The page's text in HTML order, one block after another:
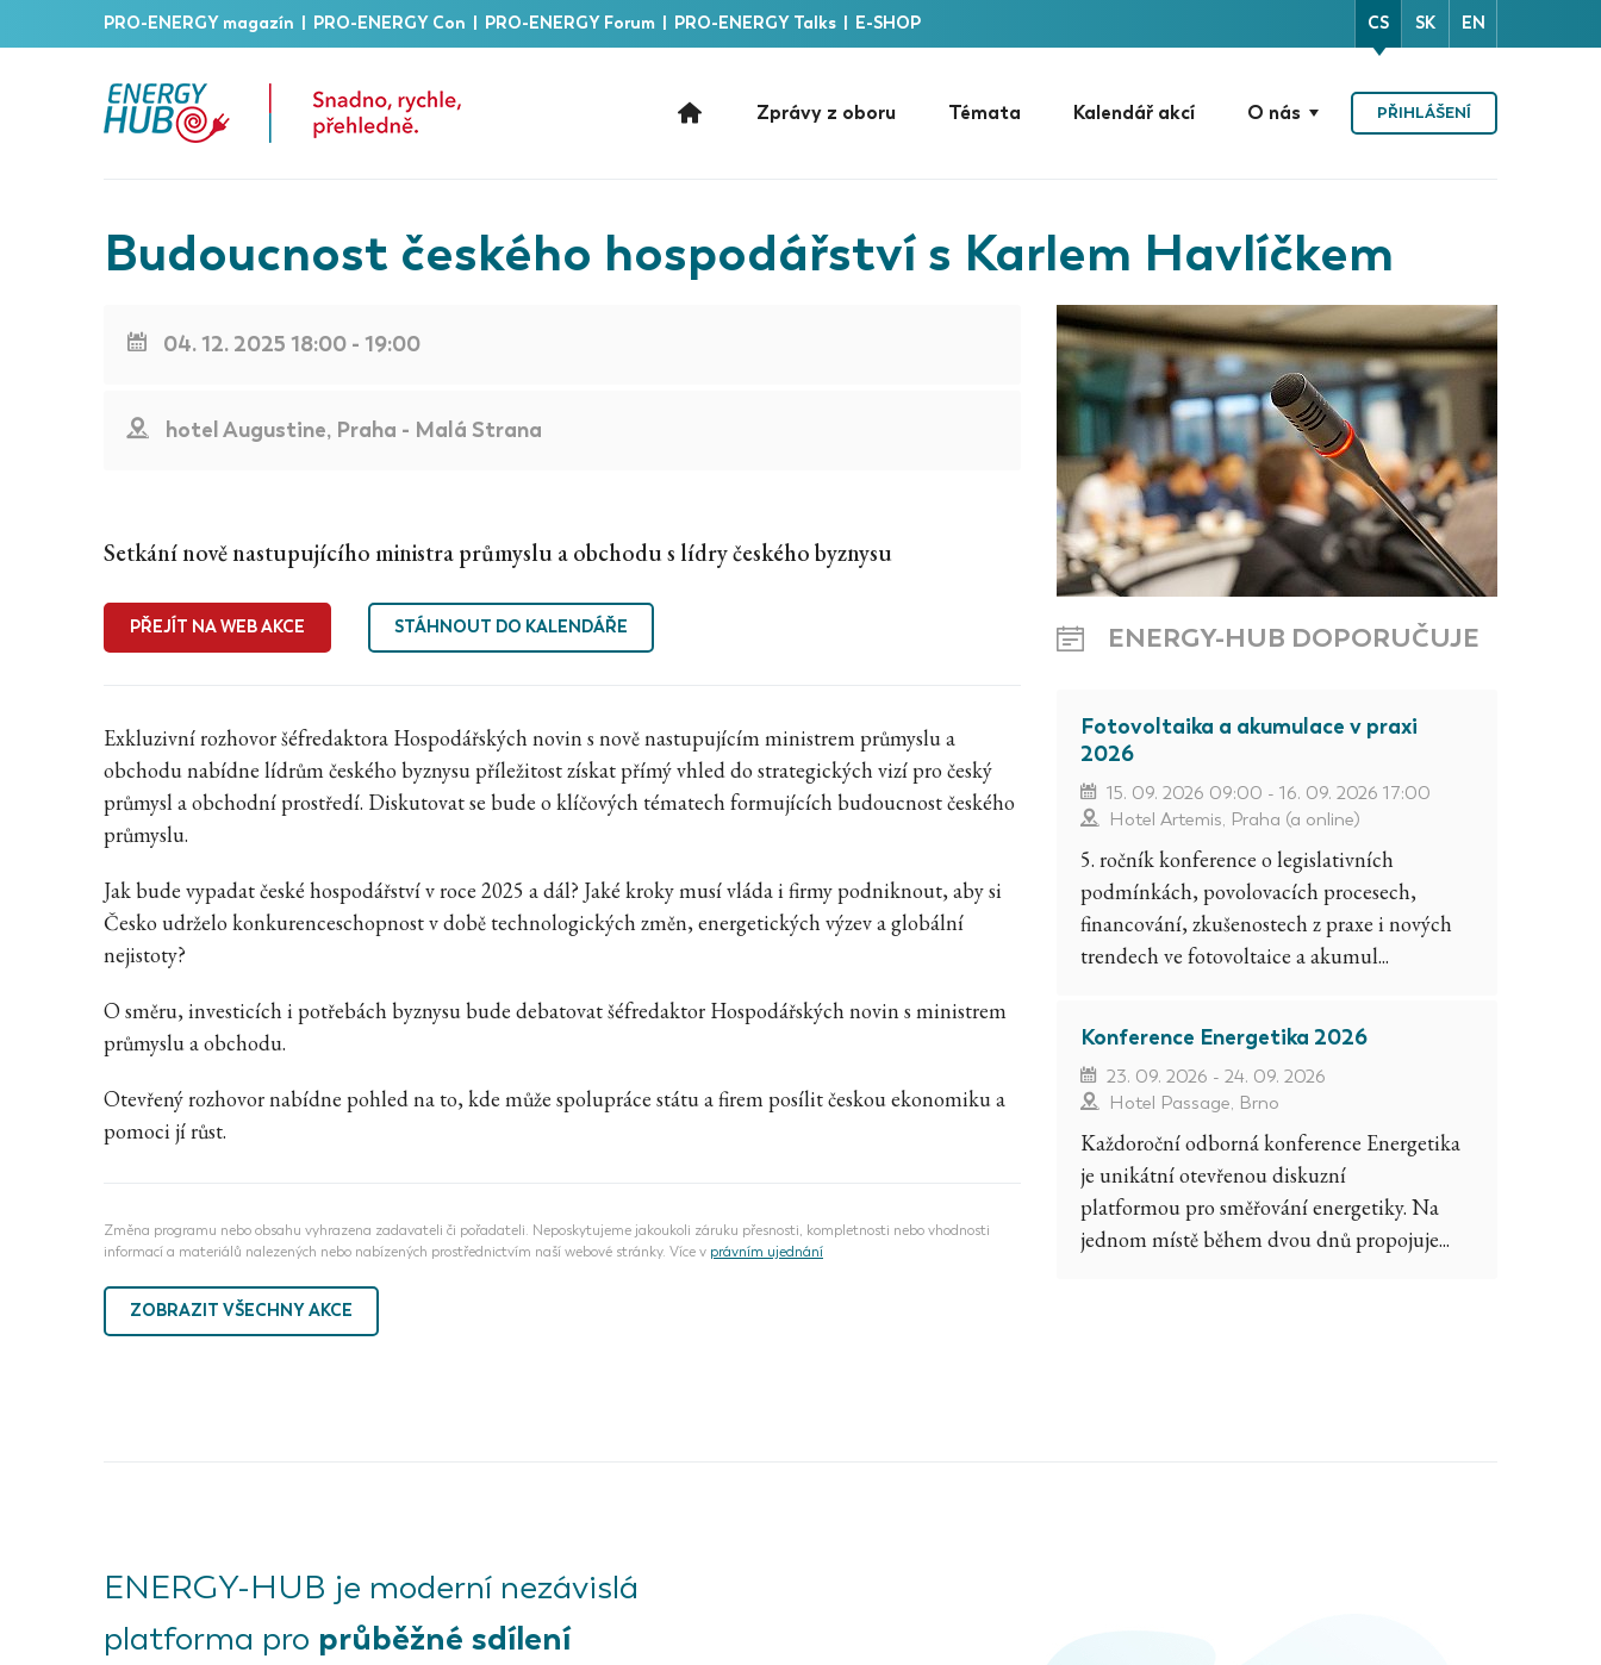
PRO-ENERGY magazín PRO-ENERGY Con PRO-ENERGY Forum PRO-ENERGY Talks E-SHOP CS SK EN
Zprávy z oboru Témata Kalendář akcí O nás PŘIHLÁŠENÍ
Budoucnost českého hospodářství s Karlem Havlíčkem
04. 12. 2025 18:00 - 19:00
hotel Augustine, Praha - Malá Strana
Setkání nově nastupujícího ministra průmyslu a obchodu s lídry českého byznysu
PŘEJÍT NA WEB AKCE STÁHNOUT DO KALENDÁŘE
Exkluzivní rozhovor šéfredaktora Hospodářských novin s nově nastupujícím ministrem průmyslu a
obchodu nabídne lídrům českého byznysu příležitost získat přímý vhled do strategických vizí pro český
průmysl a obchodní prostředí. Diskutovat se bude o klíčových tématech formujících budoucnost českého
průmyslu.
Jak bude vypadat české hospodářství v roce 2025 a dál? Jaké kroky musí vláda i firmy podniknout, aby si
Česko udrželo konkurenceschopnost v době technologických změn, energetických výzev a globální
nejistoty?
O směru, investicích i potřebách byznysu bude debatovat šéfredaktor Hospodářských novin s ministrem
průmyslu a obchodu.
Otevřený rozhovor nabídne pohled na to, kde může spolupráce státu a firem posílit českou ekonomiku a
pomoci jí růst.
Změna programu nebo obsahu vyhrazena zadavateli či pořadateli. Neposkytujeme jakoukoli záruku přesnosti, kompletnosti nebo vhodnosti
informací a materiálů nalezených nebo nabízených prostřednictvím naší webové stránky. Více v právním ujednání
ZOBRAZIT VŠECHNY AKCE
ENERGY-HUB DOPORUČUJE
Fotovoltaika a akumulace v praxi
2026
15. 09. 2026 09:00 - 16. 09. 2026 17:00
Hotel Artemis, Praha (a online)
5. ročník konference o legislativních
podmínkách, povolovacích procesech,
financování, zkušenostech z praxe i nových
trendech ve fotovoltaice a akumul...
Konference Energetika 2026
23. 09. 2026 - 24. 09. 2026
Hotel Passage, Brno
Každoroční odborná konference Energetika
je unikátní otevřenou diskuzní
platformou pro směřování energetiky. Na
jednom místě během dvou dnů propojuje...
ENERGY-HUB je moderní nezávislá
platforma pro průběžné sdílení